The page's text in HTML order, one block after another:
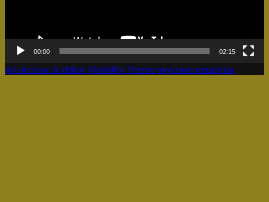
00:00 02:15
Art-trotuar & dekor Modality Theme вкусные рецепты